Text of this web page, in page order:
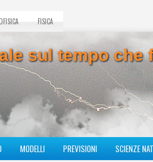
FISICA
sul tempo che
MODELLI PREVISIONI SCIENZE